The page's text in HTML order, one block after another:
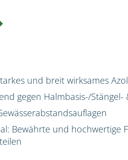
und breit wirksames
gegen Halmbasis-/
Bewährte und hochwertige